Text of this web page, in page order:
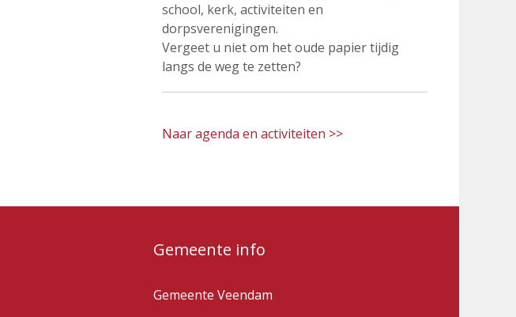
school, kerk, activiteiten en
dorpsverenigingen.
Vergeet u niet om het oude papier tijdig
langs de weg te zetten?
Naar agenda en activiteiten >>
Gemeente info
Gemeente Veendam